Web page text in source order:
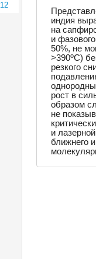
12
индия
на
и
50%, не
>390oC)
резкого
рост в
образом
не
и
ближнего